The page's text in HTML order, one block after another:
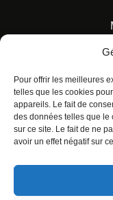
Pour offrir les meilleures
telles que les cookies
appareils. Le fait de
des données telles que le
sur ce site. Le fait de ne
avoir un effet négatif sur
Charte pour la
© ALL RIGHTS